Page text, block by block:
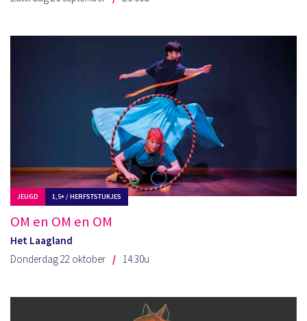
JEUGD 1,5+ / HERFSTSTUKJES
OM en OM en OM
Het Laagland
Donderdag 22 oktober
14:30u